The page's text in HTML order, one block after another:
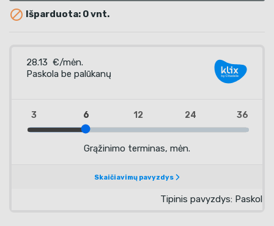
 Išparduota: 0 vnt.